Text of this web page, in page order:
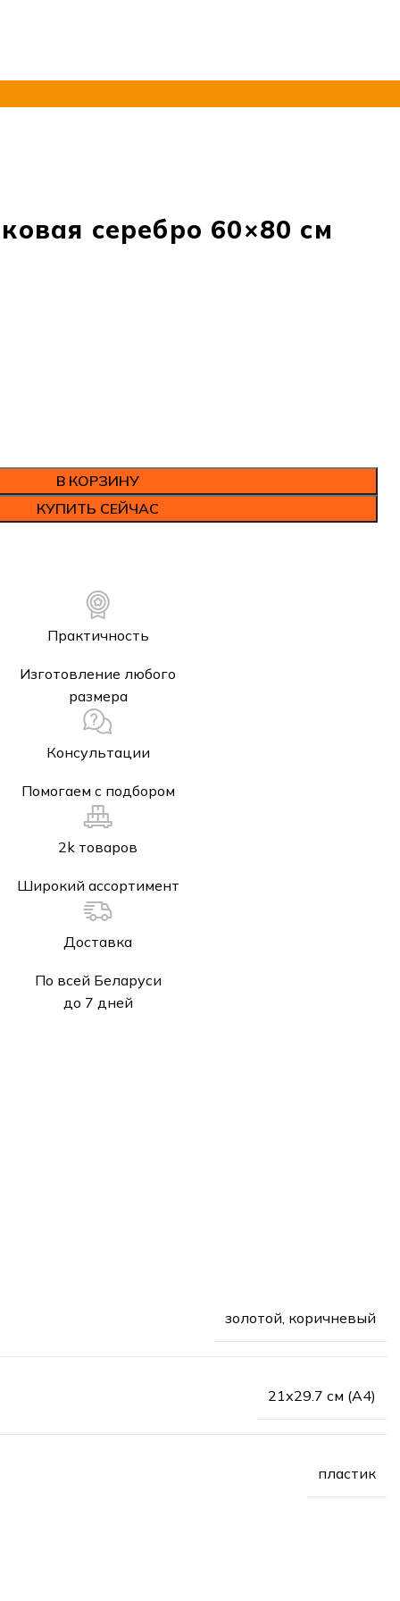
серебро 60×80 см
В КОРЗИНУ
КУПИТЬ СЕЙЧАС
Практичность
Изготовление любого
размера
Консультации
Помогаем с подбором
2k товаров
Широкий ассортимент
Доставка
По всей Беларуси
до 7 дней
золотой, коричневый
21х29.7 см (А4)
пластик